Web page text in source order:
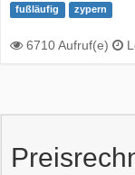
fußläufig
zypern
6710 Aufruf(e)